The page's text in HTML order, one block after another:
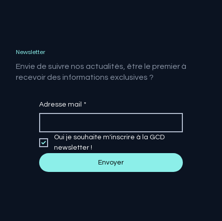
Newsletter
Envie de suivre nos actualités, être le premier à
recevoir des informations exclusives ?
Adresse mail *
Oui je souhaite m'inscrire à la GCD
newsletter !
Envoyer